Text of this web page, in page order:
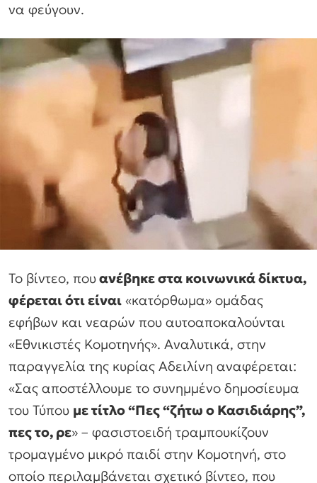
να φεύγουν.
Το βίντεο, πουανέβηκε στα κοινωνικά δίκτυα,
φέρεται ότι είναι «κατόρθωμα» ομάδας
εφήβων και νεαρών που αυτοαποκαλούνται
«Εθνικιστές Κομοτηνής». Αναλυτικά, στην
παραγγελία της κυρίας Αδειλίνη αναφέρεται:
«Σας αποστέλλουμε το συνημμένο δημοσίευμα
του Τύπου με τίτλο “Πες “ζήτω ο Κασιδιάρης”,
πες το, ρε» – φασιστοειδή τραμπουκίζουν
τρομαγμένο μικρό παιδί στην Κομοτηνή, στο
οποίο περιλαμβάνεται σχετικό βίντεο, που